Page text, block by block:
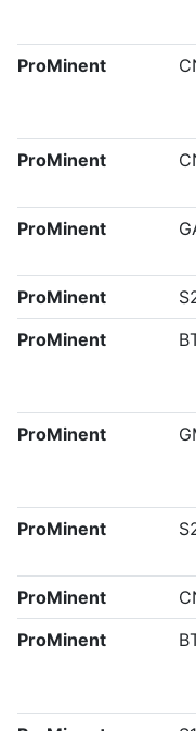
ProMinent
ProMinent
ProMinent
ProMinent
ProMinent
ProMinent
ProMinent
ProMinent
ProMinent